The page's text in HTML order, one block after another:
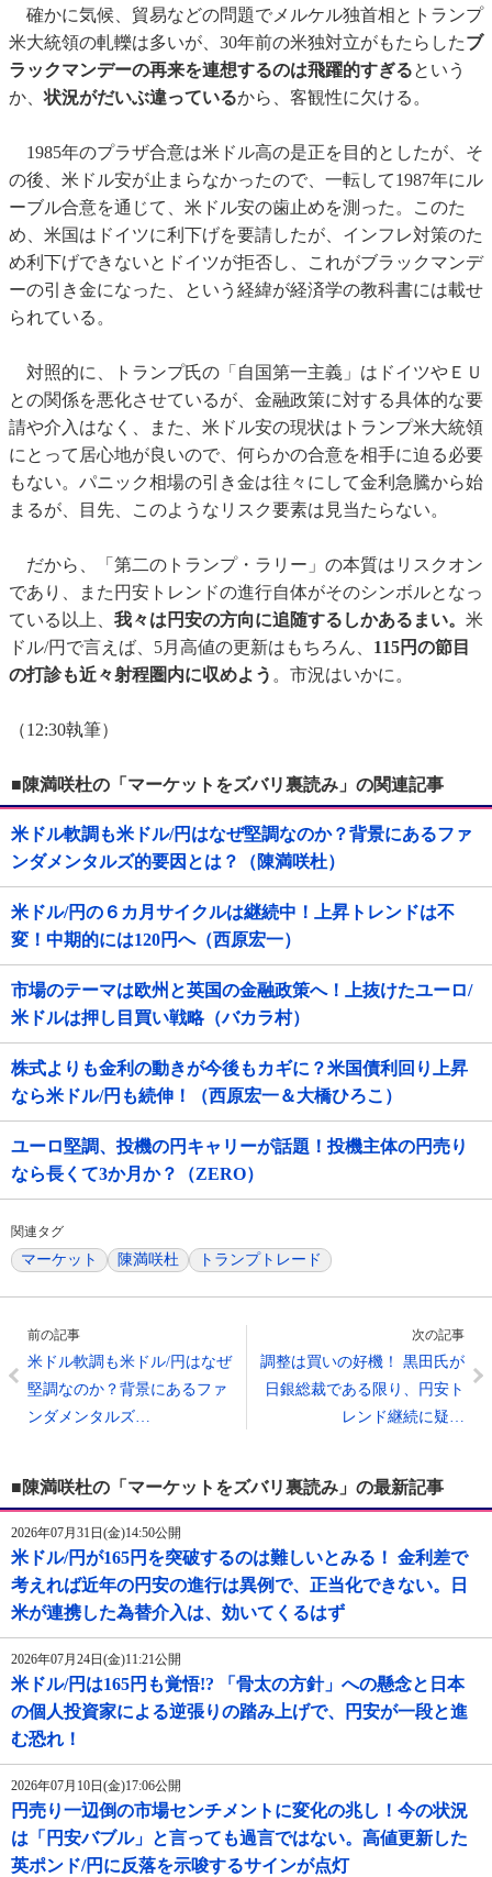
確かに気候、貿易などの問題でメルケル独首相とトランプ
米大統領の軋轢は多いが、30年前の米独対立がもたらしたブ
ラックマンデーの再来を連想するのは飛躍的すぎるという
か、状況がだいぶ違っているから、客観性に欠ける。
1985年のプラザ合意は米ドル高の是正を目的としたが、そ
の後、米ドル安が止まらなかったので、一転して1987年にル
ーブル合意を通じて、米ドル安の歯止めを測った。このた
め、米国はドイツに利下げを要請したが、インフレ対策のた
め利下げできないとドイツが拒否し、これがブラックマンデ
ーの引き金になった、という経緯が経済学の教科書には載せ
られている。
対照的に、トランプ氏の「自国第一主義」はドイツやＥＵ
との関係を悪化させているが、金融政策に対する具体的な要
請や介入はなく、また、米ドル安の現状はトランプ米大統領
にとって居心地が良いので、何らかの合意を相手に迫る必要
もない。パニック相場の引き金は往々にして金利急騰から始
まるが、目先、このようなリスク要素は見当たらない。
だから、「第二のトランプ・ラリー」の本質はリスクオン
であり、また円安トレンドの進行自体がそのシンボルとなっ
ている以上、 我々は円安の方向に追随するしかあるまい。 米
ドル/円で言えば、5月高値の更新はもちろん、 115円の節目
の打診も近々射程圏内に収めよう 。市況はいかに。
（12:30執筆）
■陳満咲杜の「マーケットをズバリ裏読み」の関連記事
米ドル軟調も米ドル/円はなぜ堅調なのか？背景にあるファ
ンダメンタルズ的要因とは？（陳満咲杜）
米ドル/円の６カ月サイクルは継続中！上昇トレンドは不
変！中期的には120円へ（西原宏一）
市場のテーマは欧州と英国の金融政策へ！上抜けたユーロ/
米ドルは押し目買い戦略（バカラ村）
株式よりも金利の動きが今後もカギに？米国債利回り上昇
なら米ドル/円も続伸！（西原宏一＆大橋ひろこ）
ユーロ堅調、投機の円キャリーが話題！投機主体の円売り
なら長くて3か月か？（ZERO）
関連タグ
マーケット 陳満咲杜 トランプトレード
前の記事
米ドル軟調も米ドル/円はなぜ
堅調なのか？背景にあるファ
ンダメンタルズ…
次の記事
調整は買いの好機！ 黒田氏が
日銀総裁である限り、円安ト
レンド継続に疑…
■陳満咲杜の「マーケットをズバリ裏読み」の最新記事
2026年07月31日(金)14:50公開
米ドル/円が165円を突破するのは難しいとみる！ 金利差で
考えれば近年の円安の進行は異例で、正当化できない。日
米が連携した為替介入は、効いてくるはず
2026年07月24日(金)11:21公開
米ドル/円は165円も覚悟!? 「骨太の方針」への懸念と日本
の個人投資家による逆張りの踏み上げで、円安が一段と進
む恐れ！
2026年07月10日(金)17:06公開
円売り一辺倒の市場センチメントに変化の兆し！今の状況
は「円安バブル」と言っても過言ではない。高値更新した
英ポンド/円に反落を示唆するサインが点灯